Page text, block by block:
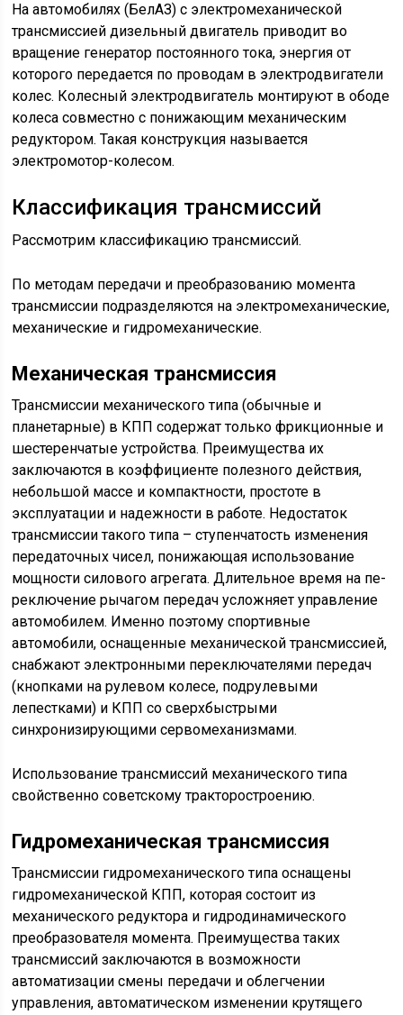
На автомобилях (БелАЗ) с электромеханической
трансмиссией дизельный двигатель приводит во
вращение генератор постоянного тока, энергия от
которого передается по проводам в электродвигатели
колес. Колесный электродвигатель монтируют в ободе
колеса совместно с понижающим механическим
редуктором. Такая конструкция называется
электромотор-колесом.
Классификация трансмиссий
Рассмотрим классификацию трансмиссий.
По методам передачи и преобразованию момента
трансмиссии подразделяются на электромеханические,
механические и гидромеханические.
Механическая трансмиссия
Трансмиссии механического типа (обычные и
планетарные) в КПП содержат только фрикционные и
шестеренчатые устройства. Преимущества их
заключаются в коэффициенте полезного действия,
небольшой массе и компактности, простоте в
эксплуатации и на­деж­нос­ти в работе. Недостаток
трансмиссии такого типа – ступенчатость изменения
передаточных чисел, понижающая использование
мощности силового агрегата. Длительное время на пе­
рек­лю­че­ние рычагом передач усложняет управление
автомобилем. Именно поэтому спор­тив­ные
автомобили, оснащенные механической трансмиссией,
снабжают электронными переключателями передач
(кнопками на рулевом колесе, подрулевыми
лепестками) и КПП со сверхбыстрыми
синхронизирующими сервомеханизмами.
Использование трансмиссий механического типа
свойственно советскому трак­то­ро­стро­е­нию.
Гидромеханическая трансмиссия
Трансмиссии гидромеханического типа оснащены
гидромеханической КПП, которая состоит из
механического редуктора и гидродинамического
преобразователя момента. Преимущества таких
трансмиссий заключаются в возможности
автоматизации смены пе­ре­да­чи и облегчении
управления, автоматическом изменении крутящего